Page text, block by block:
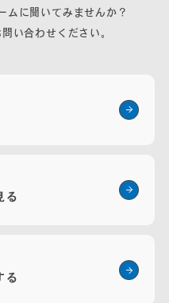
東山田2311-1
日：第2・4火曜・水曜
ムに聞いてみませんか？
い合わせください。
る
る